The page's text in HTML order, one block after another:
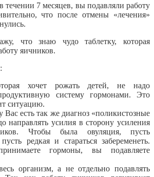
7 месяцев, вы подавляли работу
что после отмены «лечения»
что знаю чудо таблетку, которая
яичников.
хочет рожать детей, не надо
систему гормонами. Это
ситуацию.
Вас есть так же диагноз «поликистозные
направлять усилия в сторону усиления
Чтобы была овуляция, пусть
редкая и стараться забеременеть.
гормоны, вы подавляете
организм, а не отдельно подавлять